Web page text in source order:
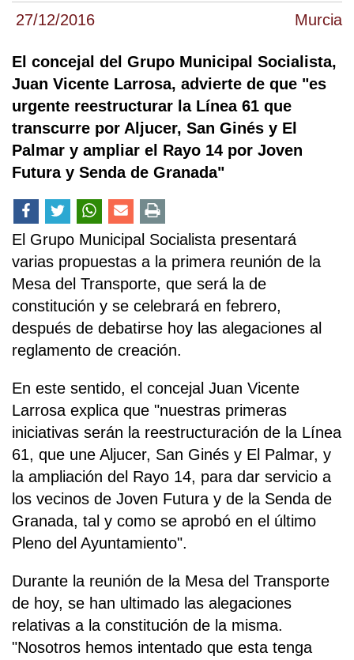
27/12/2016 Murcia
El concejal del Grupo Municipal Socialista,
Juan Vicente Larrosa, advierte de que "es
urgente reestructurar la Línea 61 que
transcurre por Aljucer, San Ginés y El
Palmar y ampliar el Rayo 14 por Joven
Futura y Senda de Granada"
El Grupo Municipal Socialista presentará
varias propuestas a la primera reunión de la
Mesa del Transporte, que será la de
constitución y se celebrará en febrero,
después de debatirse hoy las alegaciones al
reglamento de creación.
En este sentido, el concejal Juan Vicente
Larrosa explica que "nuestras primeras
iniciativas serán la reestructuración de la Línea
61, que une Aljucer, San Ginés y El Palmar, y
la ampliación del Rayo 14, para dar servicio a
los vecinos de Joven Futura y de la Senda de
Granada, tal y como se aprobó en el último
Pleno del Ayuntamiento".
Durante la reunión de la Mesa del Transporte
de hoy, se han ultimado las alegaciones
relativas a la constitución de la misma.
"Nosotros hemos intentado que esta tenga